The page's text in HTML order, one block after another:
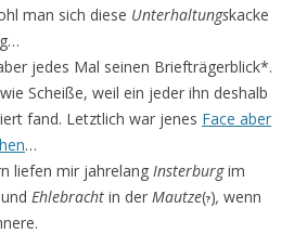
man sich diese Unterhaltungskacke
jedes Mal seinen Briefträgerblick*.
Scheiße, weil ein jeder ihn deshalb
fand. Letztlich war jenes Face aber
…
liefen mir jahrelang Insterburgim
Ehlebracht in der Mautze(?), wenn